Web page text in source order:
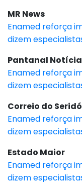
MR News
Enamed reforça
dizem
Pantanal
Enamed reforça
dizem
Correio do Seridó
Enamed reforça
dizem
Estado Maior
Enamed reforça
dizem